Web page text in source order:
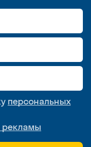
персональных
рекламы